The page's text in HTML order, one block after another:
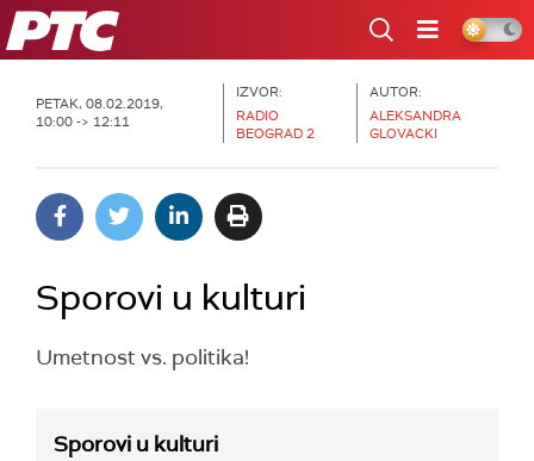
RTS
PETAK, 08.02.2019,
10:00 -> 12:11
IZVOR:
RADIO
BEOGRAD 2
AUTOR:
ALEKSANDRA
GLOVACKI
Sporovi u kulturi
Umetnost vs. politika!
Sporovi u kulturi